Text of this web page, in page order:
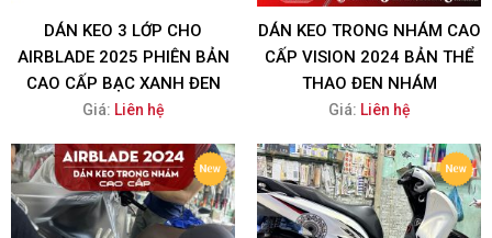
DÁN KEO 3 LỚP CHO
AIRBLADE 2025 PHIÊN BẢN
CAO CẤP BẠC XANH ĐEN
Giá: Liên hệ
DÁN KEO TRONG NHÁM CAO
CẤP VISION 2024 BẢN THỂ
THAO ĐEN NHÁM
Giá: Liên hệ